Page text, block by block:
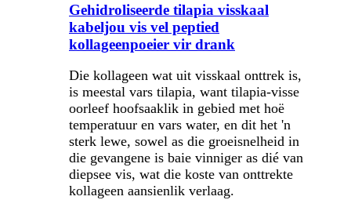
Gehidroliseerde tilapia visskaal
kabeljou vis vel peptied
kollageenpoeier vir drank
Die kollageen wat uit visskaal onttrek is,
is meestal vars tilapia, want tilapia-visse
oorleef hoofsaaklik in gebied met hoë
temperatuur en vars water, en dit het 'n
sterk lewe, sowel as die groeisnelheid in
die gevangene is baie vinniger as dié van
diepsee vis, wat die koste van onttrekte
kollageen aansienlik verlaag.